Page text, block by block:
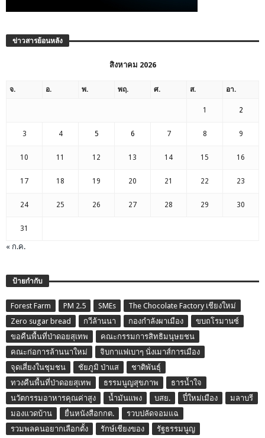
ข่าวสารย้อนหลัง
สิงหาคม 2026
จ. อ. พ. พฤ. ศ. ส. อา.
1 2
3 4 5 6 7 8 9
10 11 12 13 14 15 16
17 18 19 20 21 22 23
24 25 26 27 28 29 30
31
« ก.ค.
ป้ายกำกับ
Forest Farm PM 2.5 SMEs
The Chocolate Factory เชียงใหม่
Zero sugar bread
กวีล้านนา กองกำลังผาเมือง
ขบถโรมานซ์
ขอคืนพื้นที่ป่าดอยสุเทพ
คณะกรรมการสิทธิมนุษยชน
คณะก่อการล้านนาใหม่
จิบกาแฟเบาๆ นั่งเมาส์การเมือง
จุดเสี่ยงในชุมชน
ชัยภูมิ ป่าแส
ชาติพันธุ์
ทวงคืนพื้นที่ป่าดอยสุเทพ
ธรรมนูญสุขภาพ
ธารน้ำใจ
นวัตกรรมอาหารคุณค่าสูง
น้ำมันแพง บสย. ปี๋ใหม่เมือง
มลาบรี
มองแวดบ้าน
ยื่นหนังสือกกต.
รวบปลัดจอมแฉ
รวมพลคนอยากเลือกตั้ง
รักษ์เชียงของ รัฐธรรมนูญ